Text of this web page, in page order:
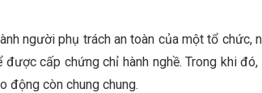
người phụ trách an toàn của một tổ chức,
cấp chứng chỉ hành nghề. Trong khi
động còn chung chung.